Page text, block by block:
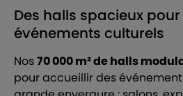
Des halls spacieux
événements culturels
Nos70 000 m² de halls
pour accueillir des